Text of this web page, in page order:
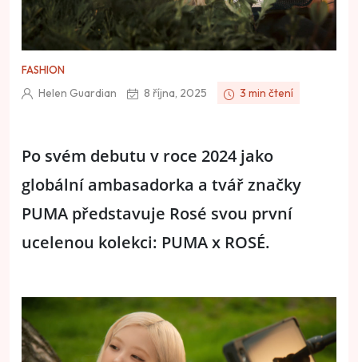
FASHION
Helen Guardian 8 října, 2025 3 min čtení
Po svém debutu v roce 2024 jako
globální ambasadorka a tvář značky
PUMA představuje Rosé svou první
ucelenou kolekci: PUMA x ROSÉ.